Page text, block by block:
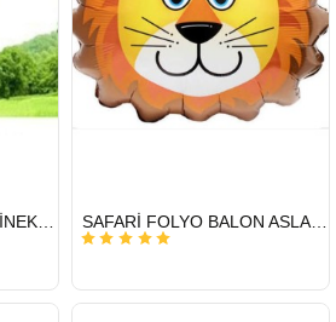
SAFARİ FOLYO BALON İNEK 22İNÇ
HIZLI
GÖNDERİ
SAFARİ FOLYO BALON ASLAN 22İNÇ